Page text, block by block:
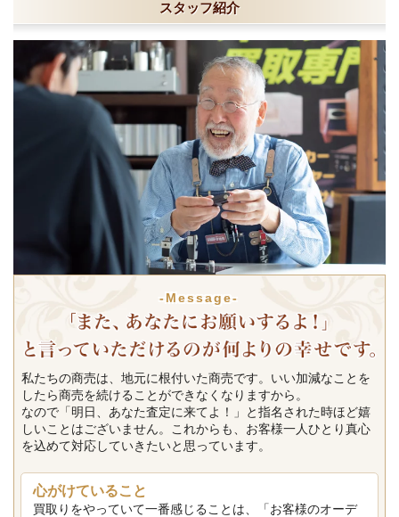
スタッフ紹介
-Message-
私たちの商売は、地元に根付いた商売です。いい加減なことを
したら商売を続けることができなくなりますから。
なので「明日、あなた査定に来てよ！」と指名された時ほど嬉
しいことはございません。これからも、お客様一人ひとり真心
を込めて対応していきたいと思っています。
心がけていること
買取りをやっていて一番感じることは、「お客様のオーデ